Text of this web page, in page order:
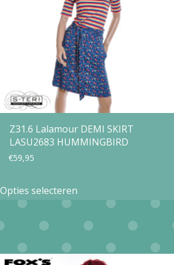
optie
kan
gekozen
worden
op
de
productpagina
Z31.6 Lalamour DEMI SKIRT
LASU2683 HUMMINGBIRD
€59,95
Opties selecteren
product
heeft
variaties.